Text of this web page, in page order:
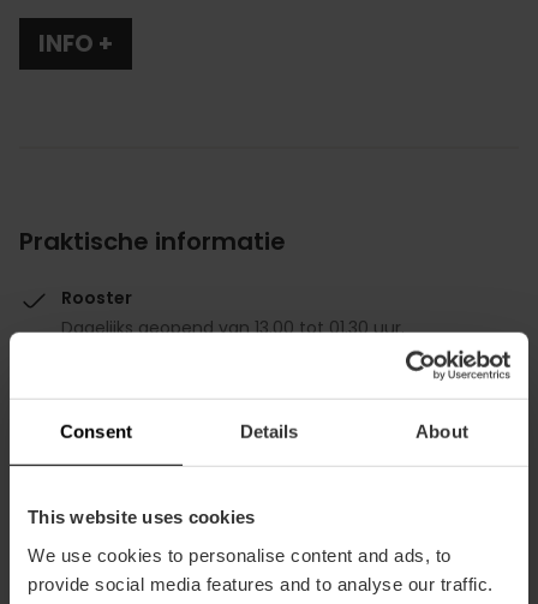
Consent Details About
This website uses cookies
We use cookies to personalise content and ads, to
provide social media features and to analyse our traffic.
INFO +
Praktische informatie
Rooster
Dagelijks geopend van 13.00 tot 01.30 uur.
45.00€
Capaciteit